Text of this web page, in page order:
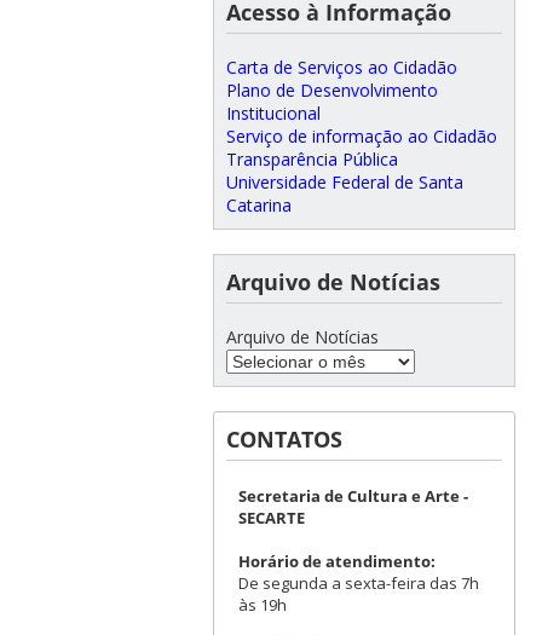
Acesso à Informação
Carta de Serviços ao Cidadão
Plano de Desenvolvimento
Institucional
Serviço de informação ao Cidadão
Transparência Pública
Universidade Federal de Santa
Catarina
Arquivo de Notícias
Arquivo de Notícias
CONTATOS
Secretaria de Cultura e Arte -
SECARTE
Horário de atendimento:
De segunda a sexta-feira das 7h
às 19h